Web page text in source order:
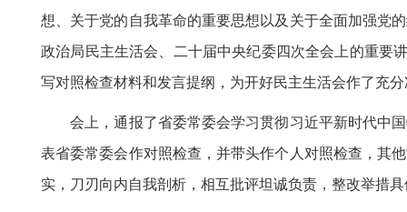
想、关于党的自我革命的重要思想以及关于全面加强党
政治局民主生活会、二十届中央纪委四次全会上的重要
写对照检查材料和发言提纲，为开好民主生活会作了充
会上，通报了省委常委会学习贯彻习近平新时代中国
表省委常委会作对照检查，并带头作个人对照检查，其
实，刀刃向内自我剖析，相互批评坦诚负责，整改举措